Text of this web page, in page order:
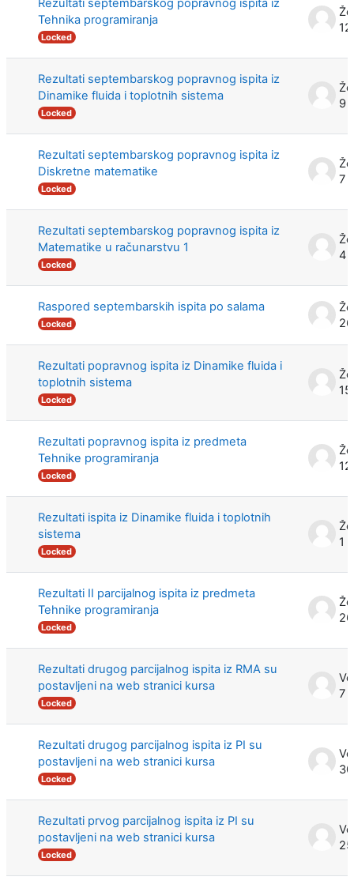
Rezultati septembarskog popravnog ispita iz
Tehnika programiranja
Locked
Rezultati septembarskog popravnog ispita iz
Dinamike fluida i toplotnih sistema
Locked
9
Rezultati septembarskog popravnog ispita iz
Diskretne matematike
Locked
7
Rezultati septembarskog popravnog ispita iz
Matematike u računarstvu 1
Locked
4
Raspored septembarskih ispita po salama
Locked
Rezultati popravnog ispita iz Dinamike fluida i
toplotnih sistema
Locked
Rezultati popravnog ispita iz predmeta
Tehnike programiranja
Locked
Rezultati ispita iz Dinamike fluida i toplotnih
sistema
Locked
1
Rezultati II parcijalnog ispita iz predmeta
Tehnike programiranja
Locked
Rezultati drugog parcijalnog ispita iz RMA su
postavljeni na web stranici kursa
Locked
7
Rezultati drugog parcijalnog ispita iz PI su
postavljeni na web stranici kursa
Locked
Rezultati prvog parcijalnog ispita iz PI su
postavljeni na web stranici kursa
Locked